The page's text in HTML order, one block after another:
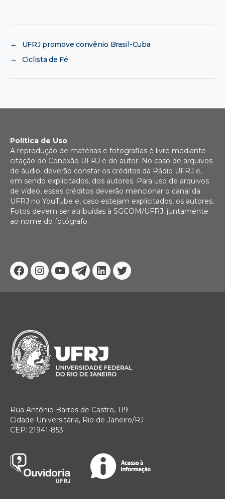
←
UFRJ promove convênio Brasil-Cuba
→
Ciclista de Fé
Facebook
Instagram
YoutubeTelegram
Linkedin
Twitter
Política de Uso
A reprodução de matérias e fotografias é livre mediante
citação do Conexão UFRJ e do autor. No caso de arquivos
de áudio, deverão constar os créditos da Rádio UFRJ e,
em sendo explicitados, dos autores. Para uso de arquivos
de vídeo, esses créditos deverão mencionar o canal da
UFRJ no YouTube e, caso estejam explicitados, os autores.
Fotos devem ser atribuídas à SGCOM/UFRJ, juntamente
ao nome do fotógrafo.
Rua Antônio Barros de Castro, 119
Cidade Universitária, Rio de Janeiro/RJ
CEP: 21941-853